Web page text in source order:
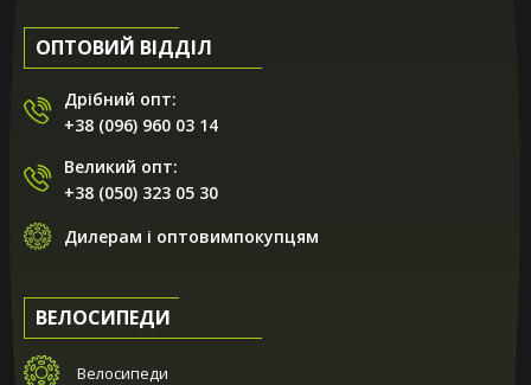
ОПТОВИЙ ВІДДІЛ
Дрібний опт:
+38 (096) 960 03 14
Великий опт:
+38 (050) 323 05 30
Дилерам і оптовимпокупцям
ВЕЛОСИПЕДИ
Велосипеди